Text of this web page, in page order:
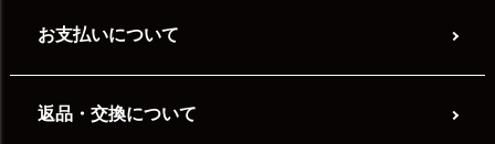
お支払いについて
返品・交換について